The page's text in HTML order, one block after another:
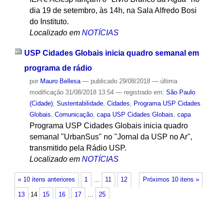
dia 19 de setembro, às 14h, na Sala Alfredo Bosi
do Instituto.
Localizado em NOTÍCIAS
USP Cidades Globais inicia quadro semanal em
programa de rádio
por Mauro Bellesa — publicado29/08/2018 — última
modificação31/08/2018 13:54 — registrado em: São Paulo
(Cidade), Sustentabilidade, Cidades, Programa USP Cidades
Globais, Comunicação, capa USP Cidades Globais, capa
Programa USP Cidades Globais inicia quadro
semanal "UrbanSus" no "Jornal da USP no Ar",
transmitido pela Rádio USP.
Localizado em NOTÍCIAS
« 10 itens anteriores Próximos 10 itens »
1 … 11 12
13 14 15 16 17 … 25